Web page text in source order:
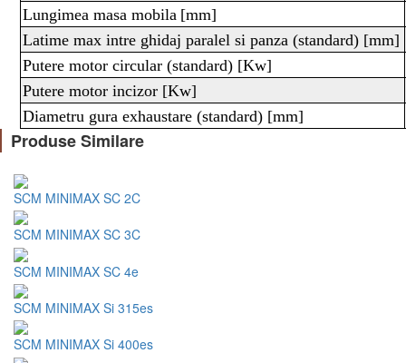
Lungimea masa mobila [mm]
Latime max intre ghidaj paralel si panza (standard) [mm]
Putere motor circular (standard) [Kw]
Putere motor incizor [Kw]
Diametru gura exhaustare (standard) [mm]
Produse Similare
SCM MINIMAX SC 2C
SCM MINIMAX SC 3C
SCM MINIMAX SC 4e
SCM MINIMAX Si 315es
SCM MINIMAX Si 400es